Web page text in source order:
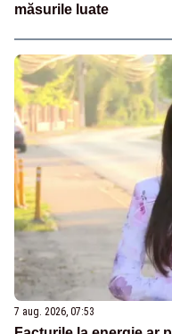
măsurile luate
7 aug. 2026, 07:53